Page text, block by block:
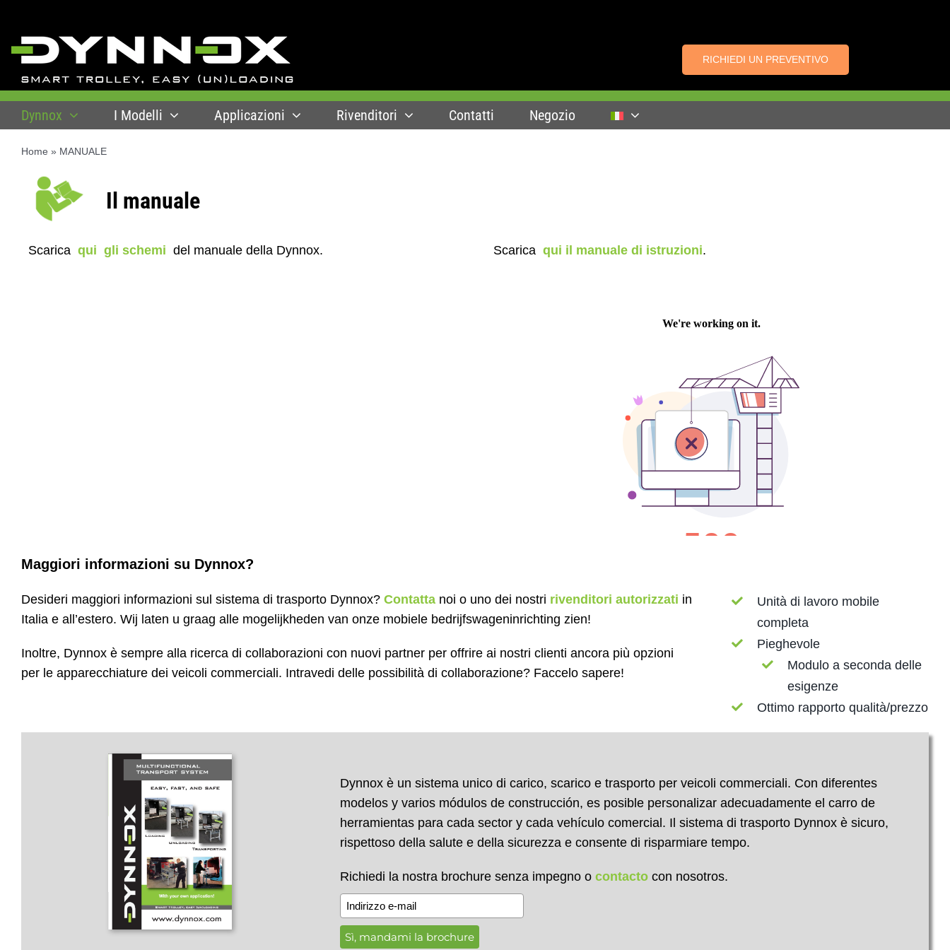
content
RICHIEDI UN PREVENTIVO
Dynnox I Modelli Applicazioni Rivenditori Contatti Negozio
Home » MANUALE
Il manuale
Scarica qui gli schemi del manuale della Dynnox. Scarica qui il manuale di istruzioni.
Maggiori informazioni su Dynnox?
Desideri maggiori informazioni sul sistema di trasporto Dynnox? Contattanoi o uno dei nostri rivenditori autorizzati in
Italia e all’estero. Wij laten u graag alle mogelijkheden van onze mobiele bedrijfswageninrichting zien!
Inoltre, Dynnox è sempre alla ricerca di collaborazioni con nuovi partner per offrire ai nostri clienti ancora più opzioni
per le apparecchiature dei veicoli commerciali. Intravedi delle possibilità di collaborazione? Faccelo sapere!
Unità di lavoro mobile
completa
Pieghevole
Modulo a seconda delle
esigenze
Ottimo rapporto qualità/prezzo
Dynnox è un sistema unico di carico, scarico e trasporto per veicoli commerciali. Con diferentes
modelos y varios módulos de construcción, es posible personalizar adecuadamente el carro de
herramientas para cada sector y cada vehículo comercial. Il sistema di trasporto Dynnox è sicuro,
rispettoso della salute e della sicurezza e consente di risparmiare tempo.
Richiedi la nostra brochure senza impegno ocontacto con nosotros.
Sì, mandami la brochure